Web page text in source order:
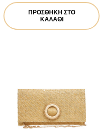
ΠΡΟΣΘΉΚΗ ΣΤΟ
ΚΑΛΆΘΙ